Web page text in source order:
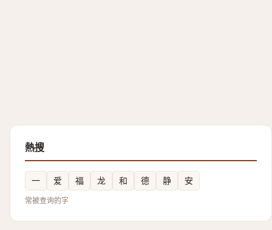
熱搜
一 爱 福 龙 和 德 静 安
常被查询的字